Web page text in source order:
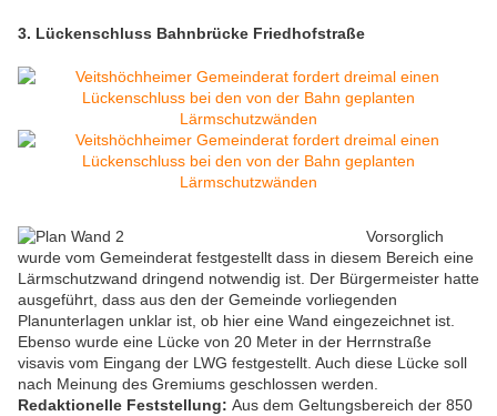
3. Lückenschluss Bahnbrücke Friedhofstraße
Vorsorglich
wurde vom Gemeinderat festgestellt dass in diesem Bereich eine
Lärmschutzwand dringend notwendig ist. Der Bürgermeister hatte
ausgeführt, dass aus den der Gemeinde vorliegenden
Planunterlagen unklar ist, ob hier eine Wand eingezeichnet ist.
Ebenso wurde eine Lücke von 20 Meter in der Herrnstraße
visavis vom Eingang der LWG festgestellt. Auch diese Lücke soll
nach Meinung des Gremiums geschlossen werden.
Redaktionelle Feststellung: Aus dem Geltungsbereich der 850